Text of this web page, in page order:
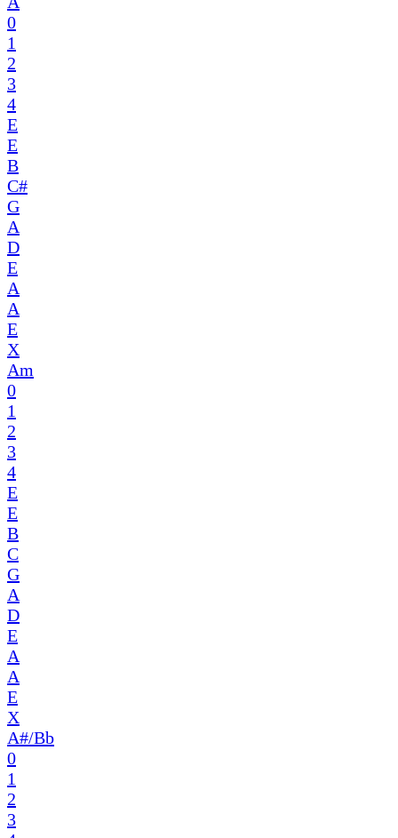
0
1
2
3
4
E
E
B
C#
G
A
D
E
A
A
E
X
Am
0
1
2
3
4
E
E
B
C
G
A
D
E
A
A
E
X
A#/Bb
0
1
2
3